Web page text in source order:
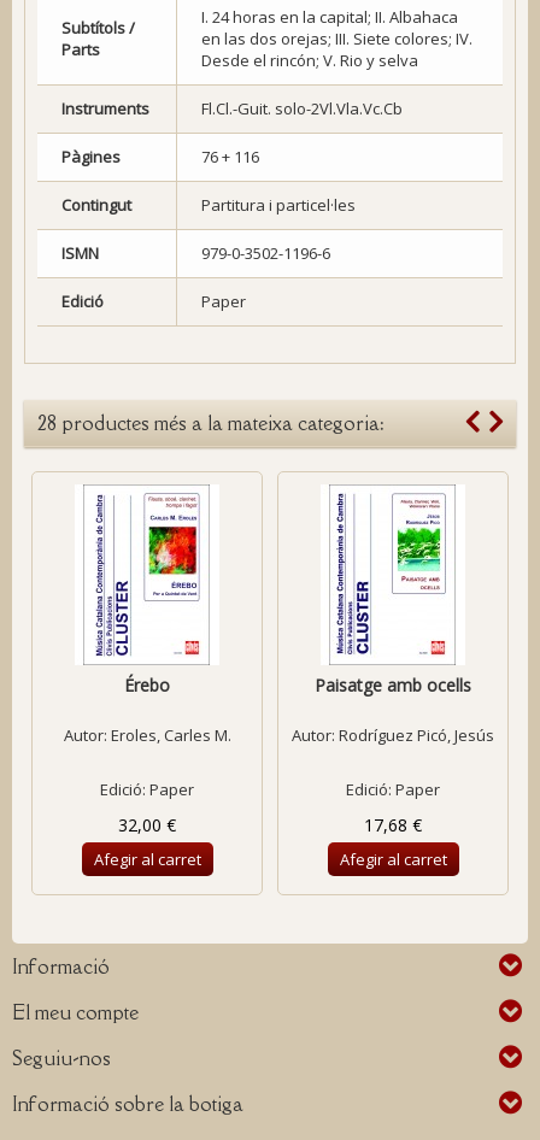
Subtítols /
Parts
I. 24 horas en la capital; II. Albahaca
en las dos orejas; III. Siete colores; IV.
Desde el rincón; V. Rio y selva
Instruments Fl.Cl.-Guit. solo-2Vl.Vla.Vc.Cb
Pàgines 76 + 116
Contingut Partitura i particel·les
ISMN 979-0-3502-1196-6
Edició Paper
28 productes més a la mateixa categoria:
Érebo
Autor: Eroles, Carles M.
Edició: Paper
32,00 €
Afegir al carret
Paisatge amb ocells
Autor: Rodríguez Picó, Jesús
Edició: Paper
17,68 €
Afegir al carret
Informació
El meu compte
Seguiu-nos
Informació sobre la botiga